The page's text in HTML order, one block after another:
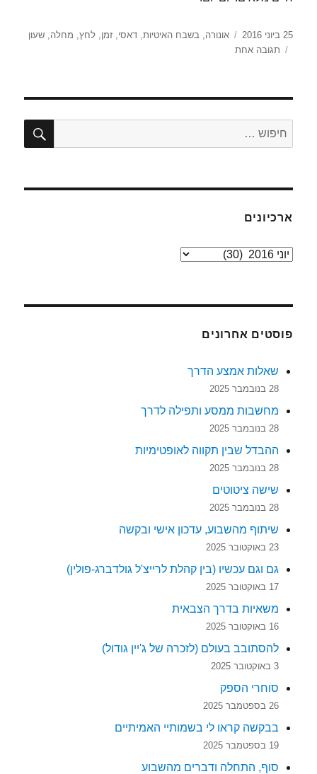
פורסם
בתאריך
25 ביוני 2016 תגיות
אונורה,בשבח האיטיות,דאסי,זמן,לחץ, מחלה,שעון
תגובה אחתעל
זמן
חפש:
ארכיונים
ארכיונים
פוסטים אחרונים
שאלות אמצע הדרך
28 בנובמבר 2025
מחשבות ממסע ותפילה לדרך
28 בנובמבר 2025
ההבדל שבין תקווה לאופטימיות
28 בנובמבר 2025
שישה ציטוטים
28 בנובמבר 2025
שיתוף מהשבוע, עדכון אישי ובקשה
23 באוקטובר 2025
גם וגם עכשיו (בין קהלת לרייצ'ל גולדברג-פולין)
17 באוקטובר 2025
משאיות בדרך הצבאית
16 באוקטובר 2025
להסתובב בעולם (לזכרה של ג'יין גודול)
3 באוקטובר 2025
סוחרי הספק
26 בספטמבר 2025
בבקשה קראו לי בשמותיי האמיתיים
19 בספטמבר 2025
סוף, התחלה ודברים מהשבוע